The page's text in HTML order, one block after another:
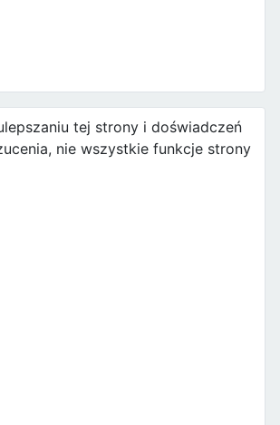
tej strony i doświadczeń
nie wszystkie funkcje strony